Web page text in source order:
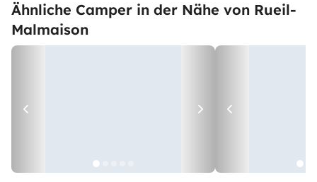
Ähnliche Camper in der Nähe von Rueil-
Malmaison